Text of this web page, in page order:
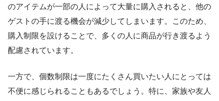
のアイテムが一部の人によって大量に購入されると、他の
ゲストの手に渡る機会が減少してしまいます。このため、
購入制限を設けることで、多くの人に商品が行き渡るよう
配慮されています。
一方で、個数制限は一度にたくさん買いたい人にとっては
不便に感じられることもあるでしょう。特に、家族や友人